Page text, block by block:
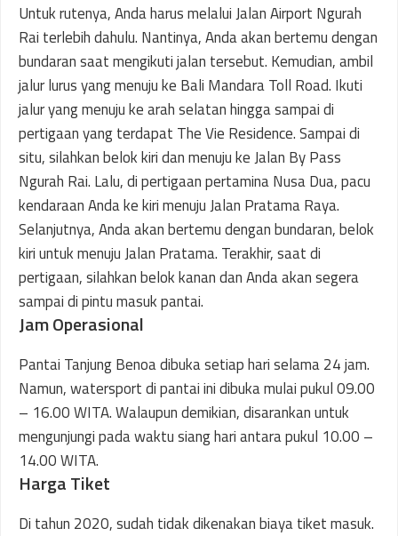
Untuk rutenya, Anda harus melalui Jalan Airport Ngurah
Rai terlebih dahulu. Nantinya, Anda akan bertemu dengan
bundaran saat mengikuti jalan tersebut. Kemudian, ambil
jalur lurus yang menuju ke Bali Mandara Toll Road. Ikuti
jalur yang menuju ke arah selatan hingga sampai di
pertigaan yang terdapat The Vie Residence. Sampai di
situ, silahkan belok kiri dan menuju ke Jalan By Pass
Ngurah Rai. Lalu, di pertigaan pertamina Nusa Dua, pacu
kendaraan Anda ke kiri menuju Jalan Pratama Raya.
Selanjutnya, Anda akan bertemu dengan bundaran, belok
kiri untuk menuju Jalan Pratama. Terakhir, saat di
pertigaan, silahkan belok kanan dan Anda akan segera
sampai di pintu masuk pantai.
Jam Operasional
Pantai Tanjung Benoa dibuka setiap hari selama 24 jam.
Namun, watersport di pantai ini dibuka mulai pukul 09.00
– 16.00 WITA. Walaupun demikian, disarankan untuk
mengunjungi pada waktu siang hari antara pukul 10.00 –
14.00 WITA.
Harga Tiket
Di tahun 2020, sudah tidak dikenakan biaya tiket masuk.